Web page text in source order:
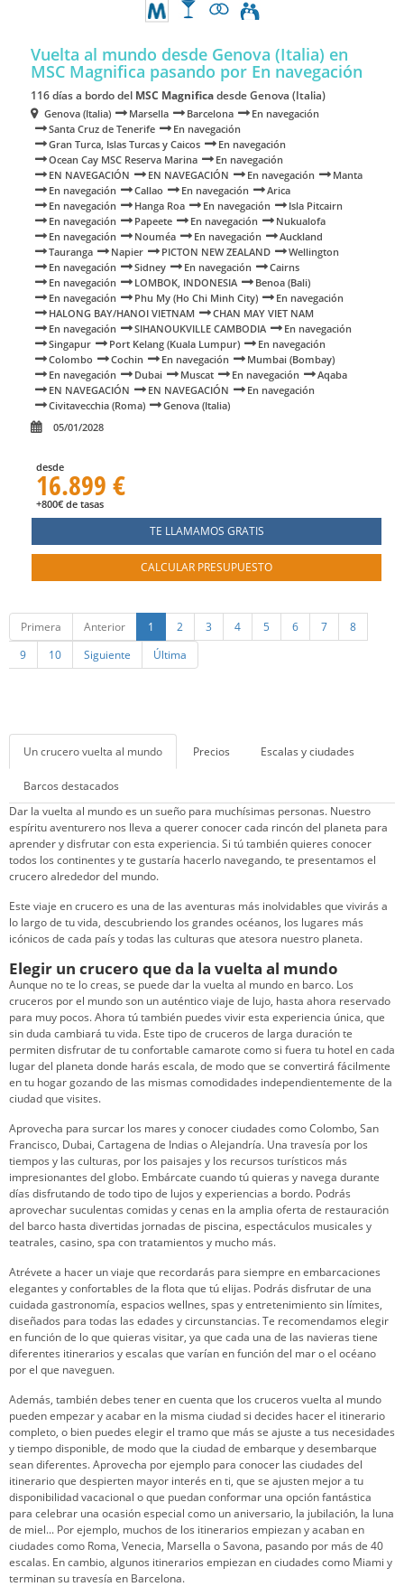
Vuelta al mundo desde Genova (Italia) en
MSC Magnifica pasando por En navegación
116 días a bordo del MSC Magnificadesde Genova (Italia)
Genova (Italia) Marsella Barcelona
En navegación
Santa Cruz de Tenerife
En navegación
Gran Turca, Islas Turcas y Caicos
En navegación
Ocean Cay MSC Reserva Marina
En navegación
EN NAVEGACIÓN
EN NAVEGACIÓN En navegación
Manta
En navegación
Callao En navegación
Arica
En navegación
Hanga Roa En navegación
Isla Pitcairn
En navegación
Papeete En navegación
Nukualofa
En navegación
Nouméa En navegación
Auckland
Tauranga
Napier PICTON NEW ZEALAND
Wellington
En navegación
Sidney En navegación
Cairns
En navegación
LOMBOK, INDONESIA
Benoa (Bali)
En navegación
Phu My (Ho Chi Minh City)
En navegación
HALONG BAY/HANOI VIETNAM
CHAN MAY VIET NAM
En navegación
SIHANOUKVILLE CAMBODIA
En navegación
Singapur
Port Kelang (Kuala Lumpur)
En navegación
Colombo
Cochin En navegación
Mumbai (Bombay)
En navegación
Dubai Muscat En navegación
Aqaba
EN NAVEGACIÓN
EN NAVEGACIÓN
En navegación
Civitavecchia (Roma)
Genova (Italia)
05/01/2028
desde
16.899 €
+800€ de tasas
TE LLAMAMOS GRATIS
CALCULAR PRESUPUESTO
Primera Anterior 1 2 3 4 5 6 7
8
9
10 Siguiente Última
Un crucero vuelta al mundo Precios Escalas y ciudades
Barcos destacados
Dar la vuelta al mundo es un sueño para muchísimas personas. Nuestro
espíritu aventurero nos lleva a querer conocer cada rincón del planeta para
aprender y disfrutar con esta experiencia. Si tú también quieres conocer
todos los continentes y te gustaría hacerlo navegando, te presentamos el
crucero alrededor del mundo.
Este viaje en crucero es una de las aventuras más inolvidables que vivirás a
lo largo de tu vida, descubriendo los grandes océanos, los lugares más
icónicos de cada país y todas las culturas que atesora nuestro planeta.
Elegir un crucero que da la vuelta al mundo
Aunque no te lo creas, se puede dar la vuelta al mundo en barco. Los
cruceros por el mundo son un auténtico viaje de lujo, hasta ahora reservado
para muy pocos. Ahora tú también puedes vivir esta experiencia única, que
sin duda cambiará tu vida. Este tipo de cruceros de larga duración te
permiten disfrutar de tu confortable camarote como si fuera tu hotel en cada
lugar del planeta donde harás escala, de modo que se convertirá fácilmente
en tu hogar gozando de las mismas comodidades independientemente de la
ciudad que visites.
Aprovecha para surcar los mares y conocer ciudades como Colombo, San
Francisco, Dubai, Cartagena de Indias o Alejandría. Una travesía por los
tiempos y las culturas, por los paisajes y los recursos turísticos más
impresionantes del globo. Embárcate cuando tú quieras y navega durante
días disfrutando de todo tipo de lujos y experiencias a bordo. Podrás
aprovechar suculentas comidas y cenas en la amplia oferta de restauración
del barco hasta divertidas jornadas de piscina, espectáculos musicales y
teatrales, casino, spa con tratamientos y mucho más.
Atrévete a hacer un viaje que recordarás para siempre en embarcaciones
elegantes y confortables de la flota que tú elijas. Podrás disfrutar de una
cuidada gastronomía, espacios wellnes, spas y entretenimiento sin límites,
diseñados para todas las edades y circunstancias. Te recomendamos elegir
en función de lo que quieras visitar, ya que cada una de las navieras tiene
diferentes itinerarios y escalas que varían en función del mar o el océano
por el que naveguen.
Además, también debes tener en cuenta que los cruceros vuelta al mundo
pueden empezar y acabar en la misma ciudad si decides hacer el itinerario
completo, o bien puedes elegir el tramo que más se ajuste a tus necesidades
y tiempo disponible, de modo que la ciudad de embarque y desembarque
sean diferentes. Aprovecha por ejemplo para conocer las ciudades del
itinerario que despierten mayor interés en ti, que se ajusten mejor a tu
disponibilidad vacacional o que puedan conformar una opción fantástica
para celebrar una ocasión especial como un aniversario, la jubilación, la luna
de miel... Por ejemplo, muchos de los itinerarios empiezan y acaban en
ciudades como Roma, Venecia, Marsella o Savona, pasando por más de 40
escalas. En cambio, algunos itinerarios empiezan en ciudades como Miami y
terminan su travesía en Barcelona.